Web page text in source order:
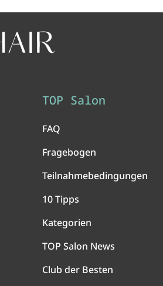
TOP Salon
FAQ
Fragebogen
Teilnahmebedingungen
10 Tipps
Kategorien
TOP Salon News
Club der Besten